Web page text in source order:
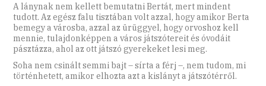
A lánynak nem kellett bemutatni Bertát, mert mindent
tudott. Az egész falu tisztában volt azzal, hogy amikor Berta
bemegy a városba, azzal az ürüggyel, hogy orvoshoz kell
mennie, tulajdonképpen a város játszótereit és óvodáit
pásztázza, ahol az ott játszó gyerekeket lesi meg.
Soha nem csinált semmi bajt – sírta a férj –, nem tudom, mi
történhetett, amikor elhozta azt a kislányt a játszótérről.